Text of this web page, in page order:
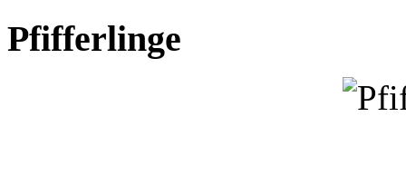
Pfifferlinge